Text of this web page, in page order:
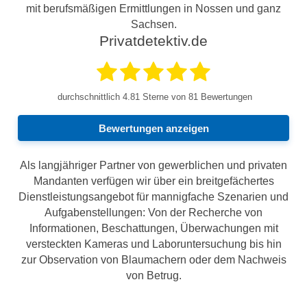
mit berufsmäßigen Ermittlungen in Nossen und ganz
Sachsen.
Privatdetektiv.de
durchschnittlich 4.81 Sterne von 81 Bewertungen
Bewertungen anzeigen
Als langjähriger Partner von gewerblichen und privaten
Mandanten verfügen wir über ein breitgefächertes
Dienstleistungsangebot für mannigfache Szenarien und
Aufgabenstellungen: Von der Recherche von
Informationen, Beschattungen, Überwachungen mit
versteckten Kameras und Laboruntersuchung bis hin
zur Observation von Blaumachern oder dem Nachweis
von Betrug.